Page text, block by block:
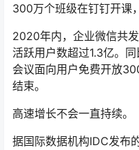
300万个班级在钉钉开课
2020年内，企业微信共
活跃用户数超过1.3亿。
会议面向用户免费开放
结束。
高速增长不会一直持续。
据国际数据机构IDC发布